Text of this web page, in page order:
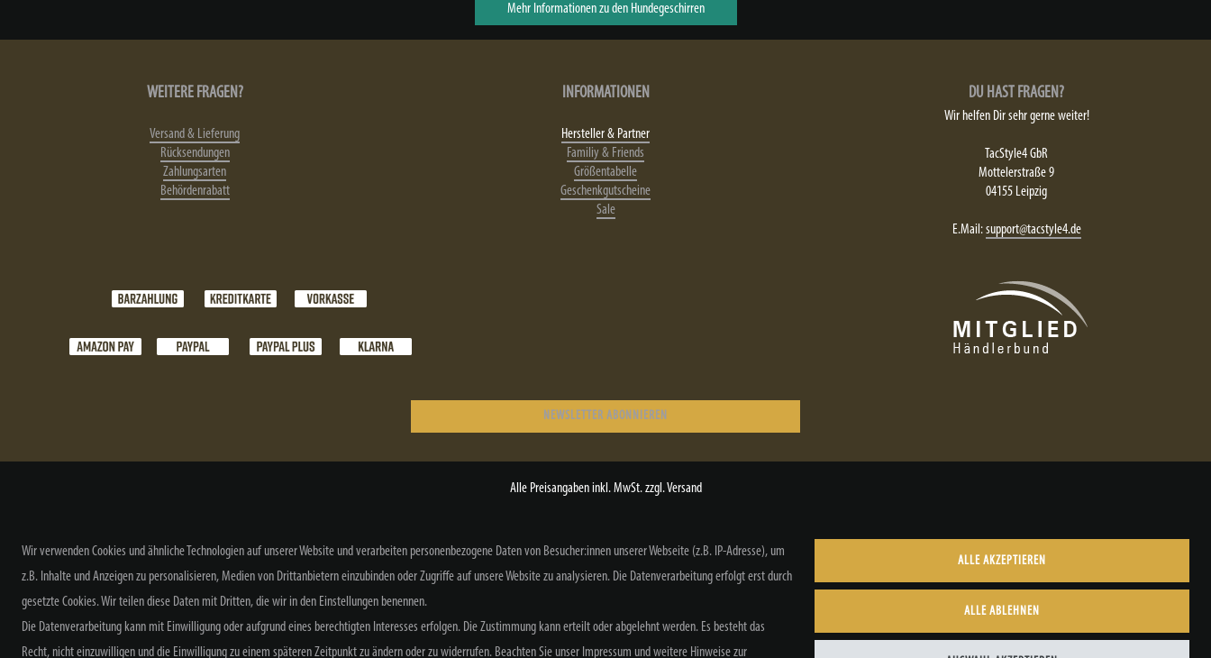
Mehr Informationen zu den Hundegeschirren
WEITERE FRAGEN?
Versand & Lieferung
Rücksendungen
Zahlungsarten
Behördenrabatt
INFORMATIONEN
Hersteller & Partner
Familiy & Friends
Größentabelle
Geschenkgutscheine
Sale
DU HAST FRAGEN?
Wir helfen Dir sehr gerne weiter!
TacStyle4 GbR
Mottelerstraße 9
04155 Leipzig
E.Mail:support@tacstyle4.de
NEWSLETTER ABONNIEREN
Alle Preisangaben inkl. MwSt. zzgl. Versand
Widerrufs­formular Kontakt
Wir verwenden Cookies und ähnliche Technologien auf unserer Website und verarbeiten personenbezogene Daten von Besucher:innen unserer Webseite (z.B. IP-Adresse), um
z.B. Inhalte und Anzeigen zu personalisieren, Medien von Drittanbietern einzubinden oder Zugriffe auf unsere Website zu analysieren. Die Datenverarbeitung erfolgt erst durch
gesetzte Cookies. Wir teilen diese Daten mit Dritten, die wir in den Einstellungen benennen.
Die Datenverarbeitung kann mit Einwilligung oder aufgrund eines berechtigten Interesses erfolgen. Die Zustimmung kann erteilt oder abgelehnt werden. Es besteht das
Recht, nicht einzuwilligen und die Einwilligung zu einem späteren Zeitpunkt zu ändern oder zu widerrufen. Beachten Sie unser Impressum und weitere Hinweise zur
ALLE AKZEPTIEREN
ALLE ABLEHNEN